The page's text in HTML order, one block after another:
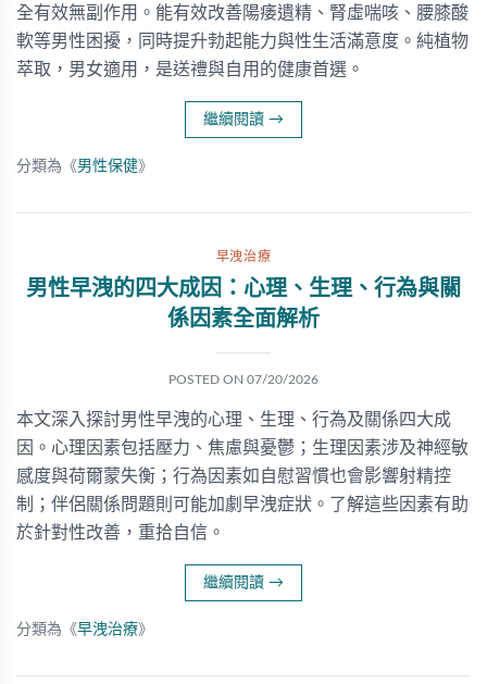
全有效無副作用。能有效改善陽痿遺精、腎虛喘咳、腰膝酸
軟等男性困擾，同時提升勃起能力與性生活滿意度。純植物
萃取，男女適用，是送禮與自用的健康首選。
繼續閱讀 →
分類為《男性保健》
早洩治療
男性早洩的四大成因：心理、生理、行為與關
係因素全面解析
POSTED ON 07/20/2026
本文深入探討男性早洩的心理、生理、行為及關係四大成
因。心理因素包括壓力、焦慮與憂鬱；生理因素涉及神經敏
感度與荷爾蒙失衡；行為因素如自慰習慣也會影響射精控
制；伴侶關係問題則可能加劇早洩症狀。了解這些因素有助
於針對性改善，重拾自信。
繼續閱讀 →
分類為《早洩治療》